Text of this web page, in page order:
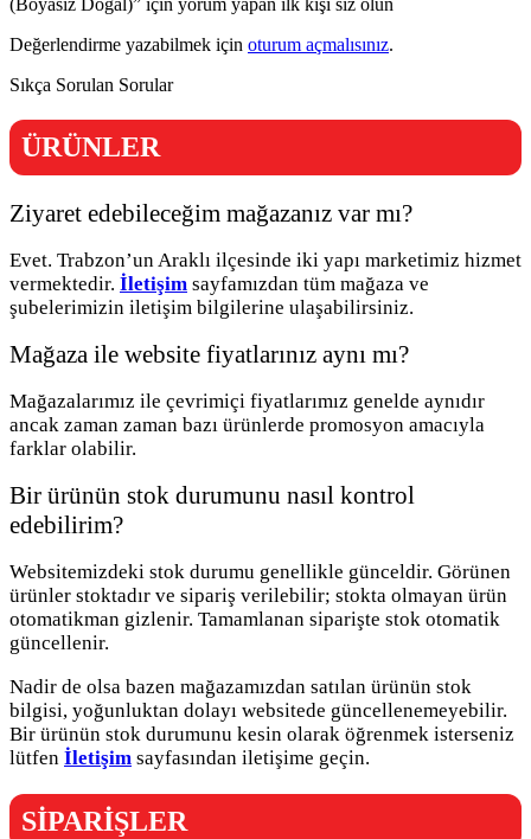
(Boyasız Doğal)” için yorum yapan ilk kişi siz olun
Değerlendirme yazabilmek için oturum açmalısınız.
Sıkça Sorulan Sorular
ÜRÜNLER
Ziyaret edebileceğim mağazanız var mı?
Evet. Trabzon’un Araklı ilçesinde iki yapı marketimiz hizmet
vermektedir. İletişim sayfamızdan tüm mağaza ve
şubelerimizin iletişim bilgilerine ulaşabilirsiniz.
Mağaza ile website fiyatlarınız aynı mı?
Mağazalarımız ile çevrimiçi fiyatlarımız genelde aynıdır
ancak zaman zaman bazı ürünlerde promosyon amacıyla
farklar olabilir.
Bir ürünün stok durumunu nasıl kontrol
edebilirim?
Websitemizdeki stok durumu genellikle günceldir. Görünen
ürünler stoktadır ve sipariş verilebilir; stokta olmayan ürün
otomatikman gizlenir. Tamamlanan siparişte stok otomatik
güncellenir.
Nadir de olsa bazen mağazamızdan satılan ürünün stok
bilgisi, yoğunluktan dolayı websitede güncellenemeyebilir.
Bir ürünün stok durumunu kesin olarak öğrenmek isterseniz
lütfen İletişim sayfasından iletişime geçin.
SİPARİŞLER